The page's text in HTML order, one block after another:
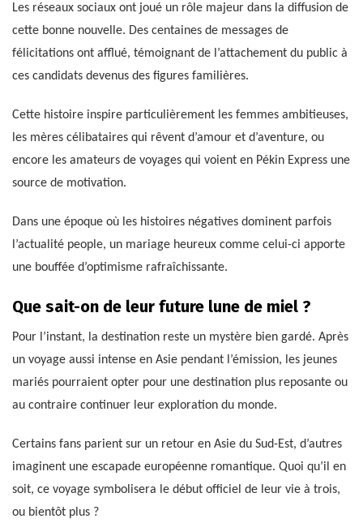
Les réseaux sociaux ont joué un rôle majeur dans la diffusion de
cette bonne nouvelle. Des centaines de messages de
félicitations ont afflué, témoignant de l’attachement du public à
ces candidats devenus des figures familières.
Cette histoire inspire particulièrement les femmes ambitieuses,
les mères célibataires qui rêvent d’amour et d’aventure, ou
encore les amateurs de voyages qui voient en Pékin Express une
source de motivation.
Dans une époque où les histoires négatives dominent parfois
l’actualité people, un mariage heureux comme celui-ci apporte
une bouffée d’optimisme rafraîchissante.
Que sait-on de leur future lune de miel ?
Pour l’instant, la destination reste un mystère bien gardé. Après
un voyage aussi intense en Asie pendant l’émission, les jeunes
mariés pourraient opter pour une destination plus reposante ou
au contraire continuer leur exploration du monde.
Certains fans parient sur un retour en Asie du Sud-Est, d’autres
imaginent une escapade européenne romantique. Quoi qu’il en
soit, ce voyage symbolisera le début officiel de leur vie à trois,
ou bientôt plus ?